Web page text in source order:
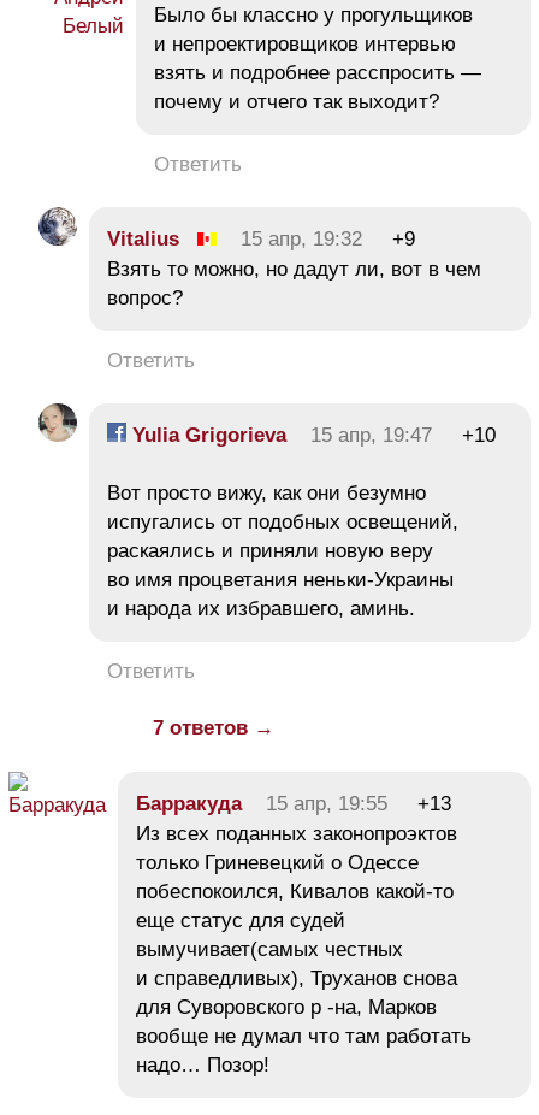
Было бы классно у прогульщиков
и непроектировщиков интервью
взять и подробнее расспросить —
почему и отчего так выходит?
Ответить
Vitalius 15 апр, 19:32
+9
Взять то можно, но дадут ли, вот в чем
вопрос?
Ответить
Yulia Grigorieva 15 апр, 19:47 +10
Вот просто вижу, как они безумно
испугались от подобных освещений,
раскаялись и приняли новую веру
во имя процветания неньки-Украины
и народа их избравшего, аминь.
Ответить
7 ответов →
Барракуда 15 апр, 19:55
+13
Из всех поданных законопроэктов
только Гриневецкий о Одессе
побеспокоился, Кивалов какой-то
еще статус для судей
вымучивает(самых честных
и справедливых), Труханов снова
для Суворовского р -на, Марков
вообще не думал что там работать
надо… Позор!